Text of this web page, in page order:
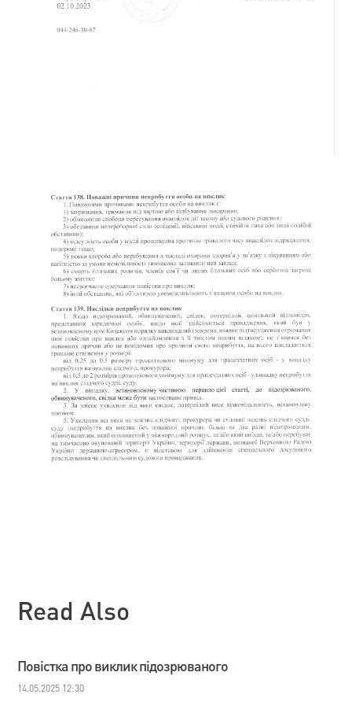
Read Also
Повістка про виклик підозрюваного
14.05.2025 12:30